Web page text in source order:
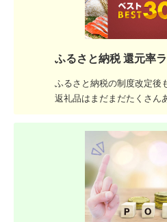
ふるさと納税 還元率
ふるさと納税の制度改定後
返礼品はまだまだたくさん